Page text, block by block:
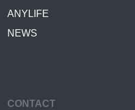
ANYLIFE
NEWS
CONTACT